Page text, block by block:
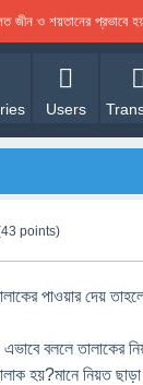
জীন ও শয়তানের
Users
43 points)
পাওয়ার দেয়
বললে তালাকের
হয়?মানে নিয়ত